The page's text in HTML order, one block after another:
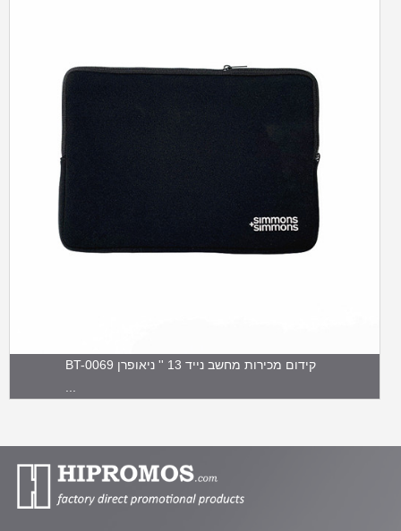
BT-0069 קידום מכירות מחשב נייד 13 '' ניאופרן